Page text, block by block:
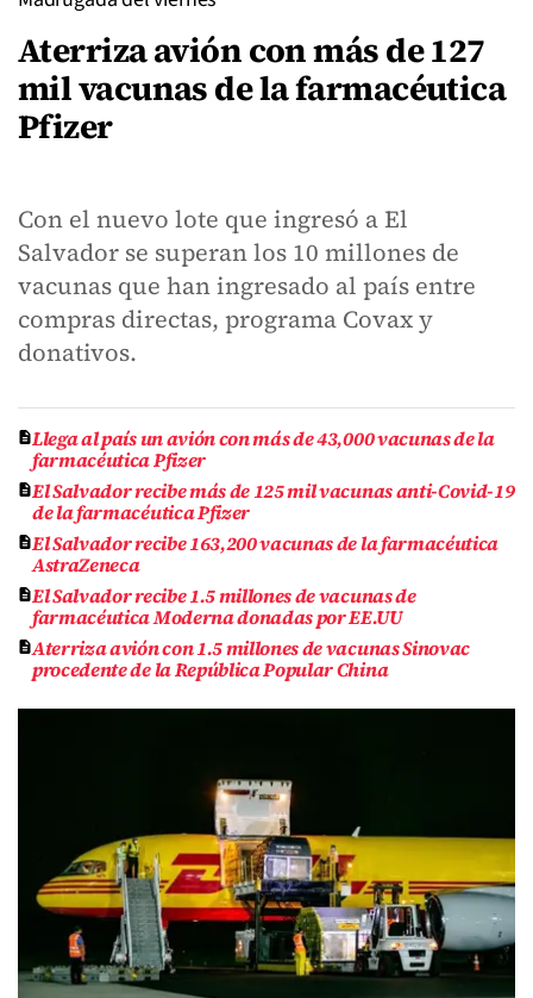
Aterriza avión con más de 127
mil vacunas de la farmacéutica
Pfizer
Con el nuevo lote que ingresó a El
Salvador se superan los 10 millones de
vacunas que han ingresado al país entre
compras directas, programa Covax y
donativos.
Llega al país un avión con más de 43,000 vacunas de la
farmacéutica Pfizer
El Salvador recibe más de 125 mil vacunas anti-Covid-19
de la farmacéutica Pfizer
El Salvador recibe 163,200 vacunas de la farmacéutica
AstraZeneca
El Salvador recibe 1.5 millones de vacunas de
farmacéutica Moderna donadas por EE.UU
Aterriza avión con 1.5 millones de vacunas Sinovac
procedente de la República Popular China